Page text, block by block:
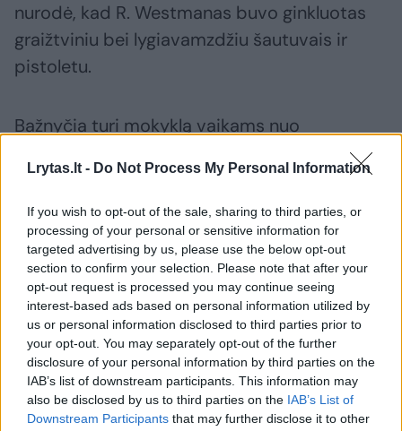
Lrytas.lt - Do Not Process My Personal Information
If you wish to opt-out of the sale, sharing to third parties, or
processing of your personal or sensitive information for
targeted advertising by us, please use the below opt-out
section to confirm your selection. Please note that after your
opt-out request is processed you may continue seeing
interest-based ads based on personal information utilized by
us or personal information disclosed to third parties prior to
your opt-out. You may separately opt-out of the further
disclosure of your personal information by third parties on the
IAB’s list of downstream participants. This information may
also be disclosed by us to third parties on the IAB’s List of
Downstream Participants that may further disclose it to other
nurodė, kad R. Westmanas buvo ginkluotas
graižtviniu bei lygiavamzdžiu šautuvais ir
pistoletu.
Bažnyčia turi mokyklą vaikams nuo
kurią lankė Sophia ir jos jaunesnysis brolis.
Sophia per išpuolį buvo sunkiai sužeista.
Susiję straipsniai